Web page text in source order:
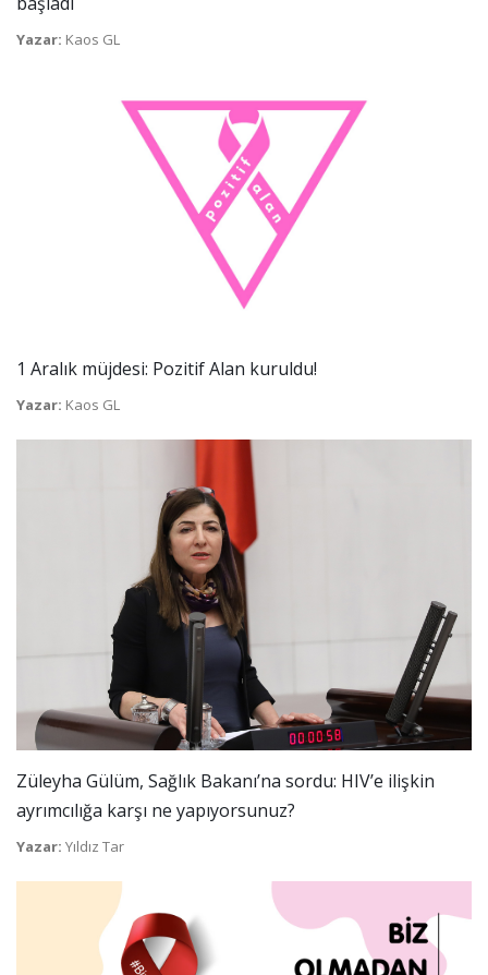
Yazar: Kaos GL
1 Aralık müjdesi: Pozitif Alan kuruldu!
Yazar: Kaos GL
Züleyha Gülüm, Sağlık Bakanı’na sordu: HIV’e ilişkin
ayrımcılığa karşı ne yapıyorsunuz?
Yazar: Yıldız Tar